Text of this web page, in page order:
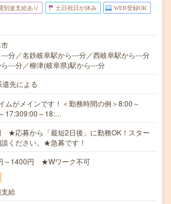
別途支給あり 土日祝日が休み WEB登録OK
分／名鉄岐阜駅から---分／西岐阜駅から---分
ら---分／柳津(岐阜県)駅から---分
先による
ムがメインです！＜勤務時間の例＞8:00～
17:309:00～18:…
★応募から「最短2日後」に勤務OK！スター
談ください。★急募です！
～1400円 ★Wワーク不可
給